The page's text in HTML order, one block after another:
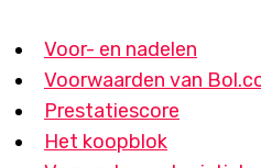
Voor- en nadelen
Voorwaarden van
Prestatiescore
Het koopblok